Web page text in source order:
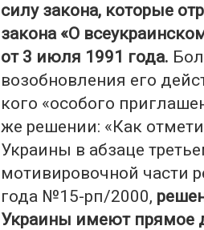
силу закона, которые
закона «О
от 3 июля 1991 года.
возобновления его
кого «особого
же решении: «Как
Украины в абзаце
мотивировочной части
года №15-рп/2000,
Украины имеют прямое